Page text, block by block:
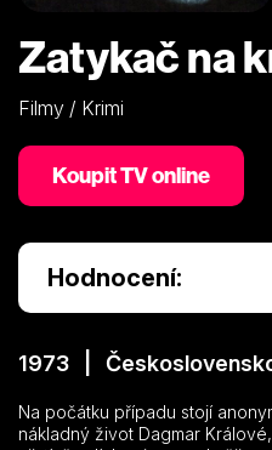
Zatykač na
Filmy / Krimi
Koupit TV online
Hodnocení:
1973 |
Na počátku případu stojí
nákladný život Dagmar